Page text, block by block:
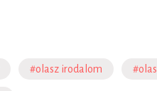
#olasz irodalom